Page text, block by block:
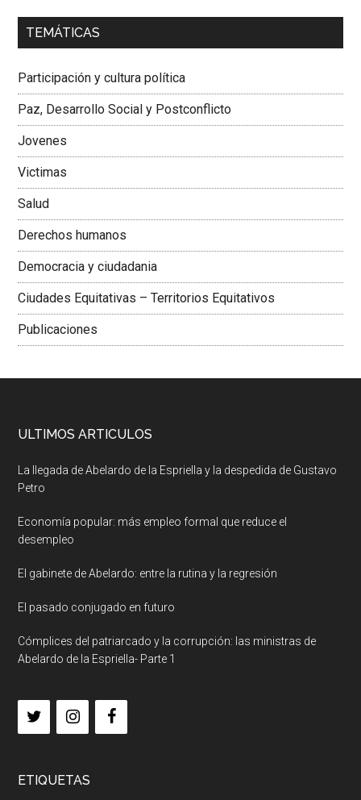
00:00 01:04
Dra. Carolina Corcho Mejía,Presidenta Corporación
Colombiana
TEMÁTICAS
Participación y cultura política
Paz, Desarrollo Social y Postconflicto
Jovenes
Victimas
Salud
Derechos humanos
Democracia y ciudadania
Ciudades Equitativas – Territorios Equitativos
Publicaciones
ULTIMOS ARTICULOS
La llegada de Abelardo de la Espriella y la despedida de Gustavo
Petro
Economía popular: más empleo formal que reduce el
desempleo
El gabinete de Abelardo: entre la rutina y la regresión
El pasado conjugado en futuro
Cómplices del patriarcado y la corrupción: las ministras de
Abelardo de la Espriella- Parte 1
ETIQUETAS